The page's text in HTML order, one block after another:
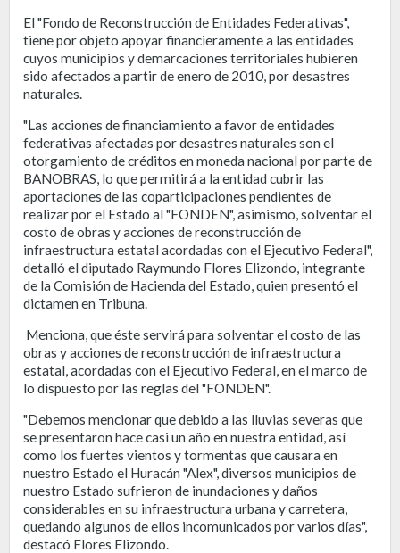
El "Fondo de Reconstrucción de Entidades Federativas",
tiene por objeto apoyar financieramente a las entidades
cuyos municipios y demarcaciones territoriales hubieren
sido afectados a partir de enero de 2010, por desastres
naturales.
"Las acciones de financiamiento a favor de entidades
federativas afectadas por desastres naturales son el
otorgamiento de créditos en moneda nacional por parte de
BANOBRAS, lo que permitirá a la entidad cubrir las
aportaciones de las coparticipaciones pendientes de
realizar por el Estado al "FONDEN", asimismo, solventar el
costo de obras y acciones de reconstrucción de
infraestructura estatal acordadas con el Ejecutivo Federal",
detalló el diputado Raymundo Flores Elizondo, integrante
de la Comisión de Hacienda del Estado, quien presentó el
dictamen en Tribuna.
Menciona, que éste servirá para solventar el costo de las
obras y acciones de reconstrucción de infraestructura
estatal, acordadas con el Ejecutivo Federal, en el marco de
lo dispuesto por las reglas del "FONDEN".
"Debemos mencionar que debido a las lluvias severas que
se presentaron hace casi un año en nuestra entidad, así
como los fuertes vientos y tormentas que causara en
nuestro Estado el Huracán "Alex", diversos municipios de
nuestro Estado sufrieron de inundaciones y daños
considerables en su infraestructura urbana y carretera,
quedando algunos de ellos incomunicados por varios días",
destacó Flores Elizondo.